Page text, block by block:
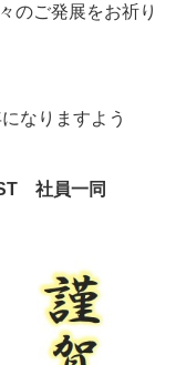
のご発展をお祈り
なりますよう
社員一同